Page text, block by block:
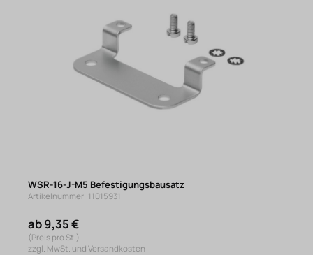
WSR-16-J-M5 Befestigungsbausatz
Artikelnummer: 11015931
ab 9,35 €
(Preis pro St.)
zzgl. MwSt. und Versandkosten